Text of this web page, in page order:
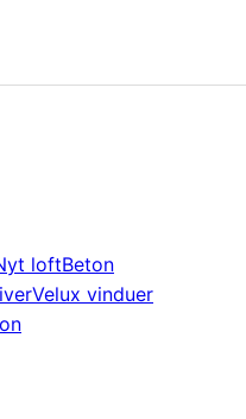
loftBeton
Velux vinduer